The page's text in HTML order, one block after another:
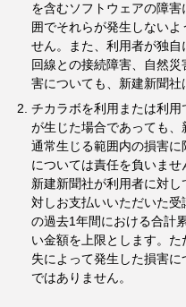
を含むソフトウェアの障
囲でそれらが発生しない
せん。また、利用者が独
回線との接続障害、自然
害についても、新建新聞社
チカラボを利用または利
が生じた場合であっても
通常生じる範囲内の損害
については責任を負いま
新建新聞社が利用者に対
対しお支払いいただいた
の過去1年間における合計
い金額を上限とします。
失によって発生した損害
ではありません。